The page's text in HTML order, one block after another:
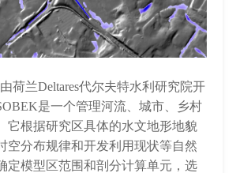
荷兰Deltares代尔夫特水利研究院开
是一个管理河流、城市、乡村
它根据研究区具体的水文地形地貌
空分布规律和开发利用现状等自然
定模型区范围和剖分计算单元，选